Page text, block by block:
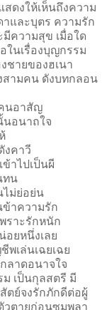
ดงให้เห็นถึงความ
าและบุตร ความรัก
มีความสุข เมื่อใด
ในเรื่องบุญกรรม
ชายของฮเนา
สามคน ดังบทกลอน
นอาสัญ
นอนาถใจ
งคาวี
าไปเป็นผี
ทน
ไม่ย่อย่น
ข้าความรัก
ราะรักหนัก
ยหนึ่งเลย
พเล่นเฉยเฉย
ลาดอนาจใจ
เป็นกุลสตรี มี
ตย์จงรักภักดีต่อผู้
วตายก่อนซมพลา